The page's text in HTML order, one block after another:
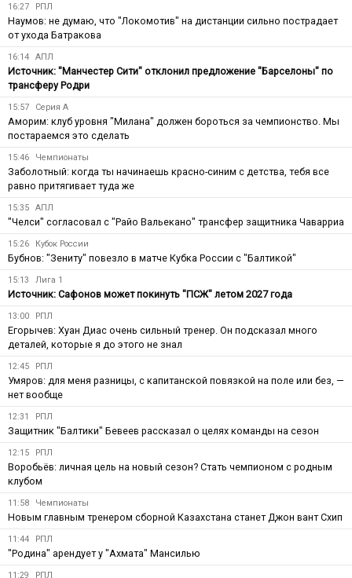
16:27 РПЛ
Наумов: не думаю, что "Локомотив" на дистанции сильно пострадает
от ухода Батракова
16:14 АПЛ
Источник: "Манчестер Сити" отклонил предложение "Барселоны" по
трансферу Родри
15:57 Серия А
Аморим: клуб уровня "Милана" должен бороться за чемпионство. Мы
постараемся это сделать
15:46 Чемпионаты
Заболотный: когда ты начинаешь красно-синим с детства, тебя все
равно притягивает туда же
15:35 АПЛ
"Челси" согласовал с "Райо Вальекано" трансфер защитника Чаварриа
15:26 Кубок России
Бубнов: "Зениту" повезло в матче Кубка России с "Балтикой"
15:13 Лига 1
Источник: Сафонов может покинуть "ПСЖ" летом 2027 года
13:00 РПЛ
Егорычев: Хуан Диас очень сильный тренер. Он подсказал много
деталей, которые я до этого не знал
12:45 РПЛ
Умяров: для меня разницы, с капитанской повязкой на поле или без, —
нет вообще
12:31 РПЛ
Защитник "Балтики" Бевеев рассказал о целях команды на сезон
12:15 РПЛ
Воробьёв: личная цель на новый сезон? Стать чемпионом с родным
клубом
11:58 Чемпионаты
Новым главным тренером сборной Казахстана станет Джон вант Схип
11:44 РПЛ
"Родина" арендует у "Ахмата" Мансилью
11:29 РПЛ